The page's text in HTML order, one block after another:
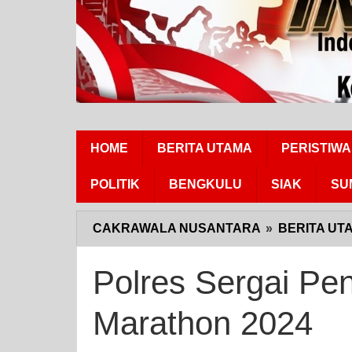
HOME BERITA UTAMA PERISTIWA
POLITIK BENGKULU SIAK
CAKRAWALA NUSANTARA » BERITA
Polres Sergai
Marathon 2024